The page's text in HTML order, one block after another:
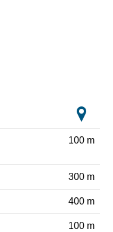
100 m
300 m
400 m
100 m